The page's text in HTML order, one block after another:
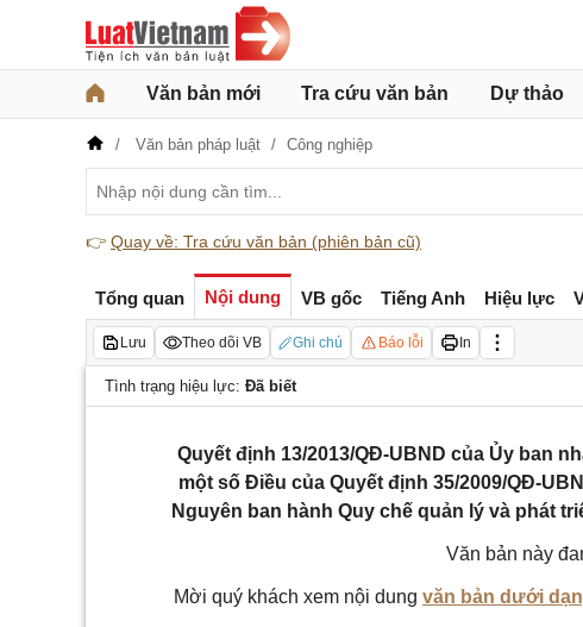
Văn bản mới Tra cứu văn bản Dự thảo
Văn bản pháp luật Công nghiệp
👉 Quay về: Tra cứu văn bản (phiên bản cũ)
Tổng quan Nội dung VB gốc Tiếng Anh Hiệu lực
Lưu Theo dõi VB Ghi chú Báo lỗi In
Tình trạng hiệu lực: Đã biết
Quyết định 13/2013/QĐ-UBND của Ủy ban
một số Điều của Quyết định 35/2009/QĐ-
Nguyên ban hành Quy chế quản lý và phát
Văn bản này
Mời quý khách xem nội dung văn bản dưới